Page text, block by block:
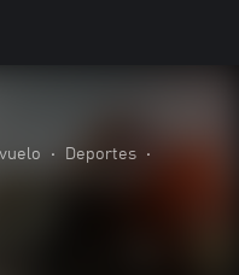
• Deportes
•